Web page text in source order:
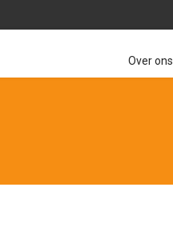
Over ons